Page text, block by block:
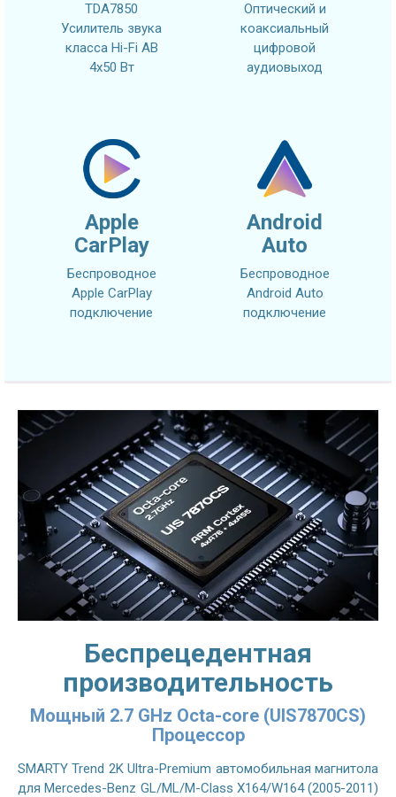
TDA7850
Усилитель звука
класса Hi-Fi AB
4x50 Вт
Оптический и
коаксиальный
цифровой
аудиовыход
Apple
CarPlay
Беспроводное
Apple CarPlay
подключение
Android
Auto
Беспроводное
Android Auto
подключение
Беспрецедентная
производительность
Мощный 2.7 GHz Octa-core (UIS7870CS)
Процессор
SMARTY Trend 2K Ultra-Premium автомобильная магнитола
для Mercedes-Benz GL/ML/M-Class X164/W164 (2005-2011)